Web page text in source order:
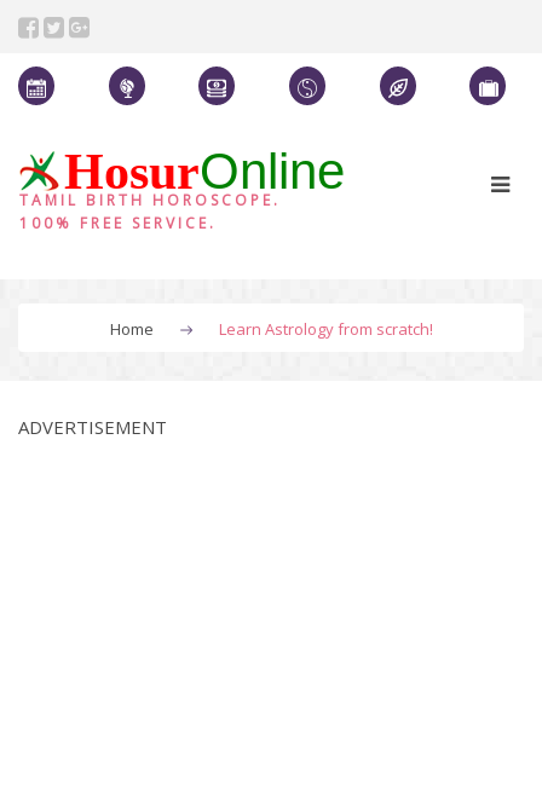
HosurOnline
TAMIL BIRTH HOROSCOPE.
100% FREE SERVICE.
Home Learn Astrology from scratch!
ADVERTISEMENT